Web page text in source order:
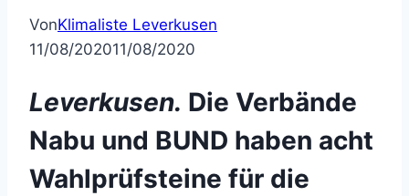
VonKlimaliste Leverkusen
11/08/202011/08/2020
Leverkusen. Die Verbände
Nabu und BUND haben acht
Wahlprüfsteine für die